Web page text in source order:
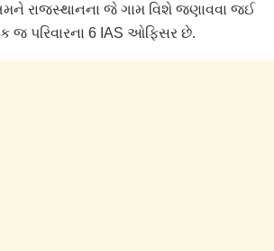
રાજસ્થાનના જે ગામ વિશે જણાવવા જઈ
જ પરિવારના 6 IAS ઓફિસર છે.